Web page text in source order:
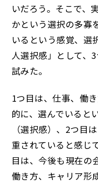
いだろう。そこで、
かという選択の多寡
いるという感覚、選
人選択感」として、
試みた。
1つ目は、仕事、働
的に、選んでいると
（選択感）、2つ目
重されていると感じ
目は、今後も現在の
働き方、キャリア形